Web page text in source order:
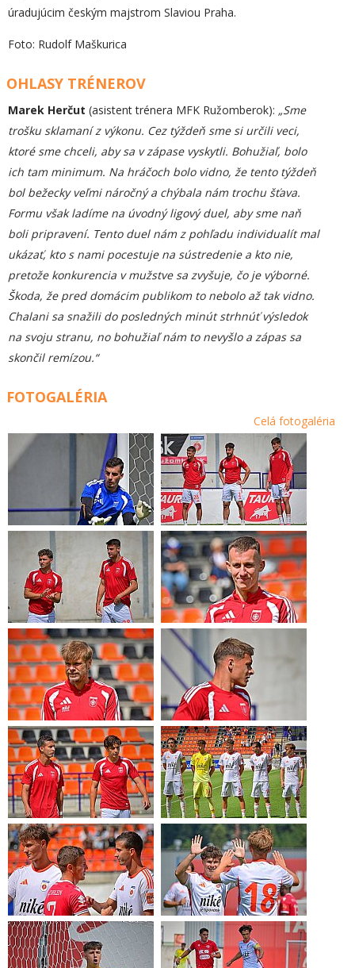
úradujúcim českým majstrom Slaviou Praha.
Foto: Rudolf Maškurica
OHLASY TRÉNEROV
Marek Herčut (asistent trénera MFK Ružomberok): „Sme
trošku sklamaní z výkonu. Cez týždeň sme si určili veci,
ktoré sme chceli, aby sa v zápase vyskytli. Bohužiaľ, bolo
ich tam minimum. Na hráčoch bolo vidno, že tento týždeň
bol bežecky veľmi náročný a chýbala nám trochu šťava.
Formu však ladíme na úvodný ligový duel, aby sme naň
boli pripravení. Tento duel nám z pohľadu individualít mal
ukázať, kto s nami pocestuje na sústredenie a kto nie,
pretože konkurencia v mužstve sa zvyšuje, čo je výborné.
Škoda, že pred domácim publikom to nebolo až tak vidno.
Chalani sa snažili do posledných minút strhnúť výsledok
na svoju stranu, no bohužiaľ nám to nevyšlo a zápas sa
skončil remízou.“
FOTOGALÉRIA
Celá fotogaléria